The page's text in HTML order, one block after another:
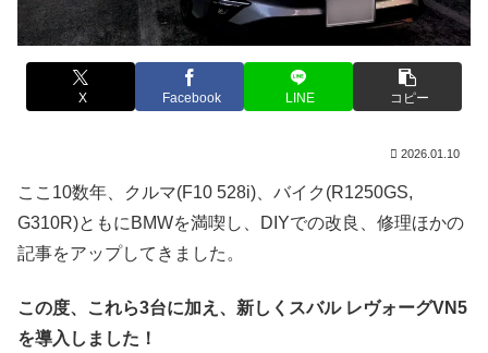
X Facebook LINE コピー
2026.01.10
ここ10数年、クルマ(F10 528i)、バイク(R1250GS,
G310R)ともにBMWを満喫し、DIYでの改良、修理ほかの
記事をアップしてきました。
この度、これら3台に加え、新しくスバル レヴォーグVN5
を導入しました！